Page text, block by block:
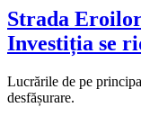
Strada
Investiția se
Lucrările de pe
desfășurare.